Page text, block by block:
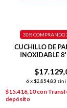
CUCHILLO DE
INOXIDABLE
6 x $2.854,83 sin
30%COMPRANDO
$15.416,10con
depósito